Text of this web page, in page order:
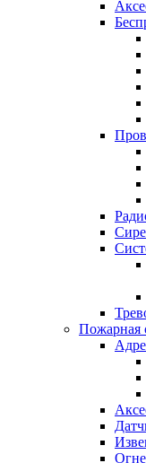
Пожарная